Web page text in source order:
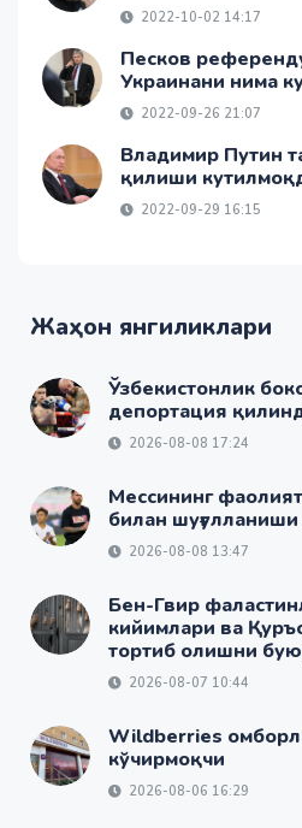
2022-10-02 14:17
Песков
Украинани нима
2022-09-26 21:07
Владимир Путин
қилиши
2022-09-29 16:15
Жаҳон янгиликлари
Ўзбекистонлик
депортация
2026-08-08 17:24
Мессининг
билан
2026-08-08 13:47
Бен-Гвир
кийимлари ва
тортиб олишни
2026-08-07 10:44
Wildberries
кўчирмоқчи
2026-08-06 16:29